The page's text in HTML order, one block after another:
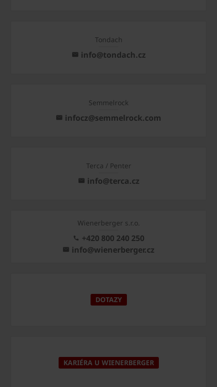
Tondach
info@tondach.cz
Semmelrock
infocz@semmelrock.com
Terca / Penter
info@terca.cz
Wienerberger s.r.o.
+420 800 240 250
info@wienerberger.cz
DOTAZY
KARIÉRA U WIENERBERGER